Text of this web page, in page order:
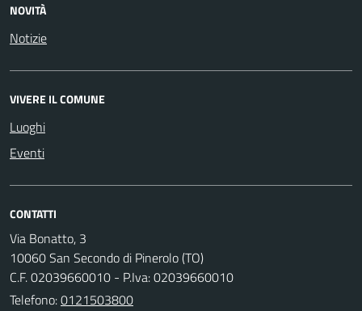
NOVITÀ
Notizie
VIVERE IL COMUNE
Luoghi
Eventi
CONTATTI
Via Bonatto, 3
10060 San Secondo di Pinerolo (TO)
C.F. 02039660010 - P.Iva: 02039660010
Telefono:0121503800